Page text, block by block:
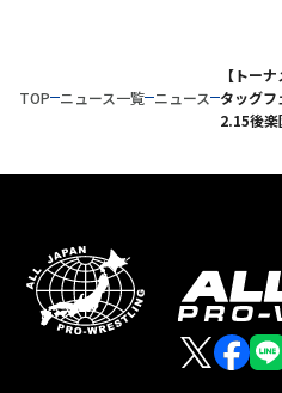
TOP ニュース一覧 ニュース
【トー
タッグフ
2.15後楽